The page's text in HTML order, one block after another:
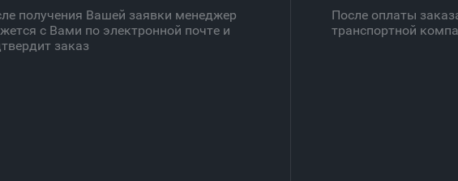
получения Вашей заявки менеджер
с Вами по электронной почте и
заказ
После оплаты
транспортной